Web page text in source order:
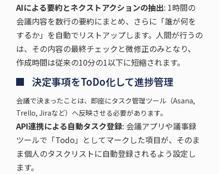
AIによる要約とネクストアクションの抽出: 1時間の
会議内容を数行の要約にまとめ、さらに「誰が何を
するか」を自動でリストアップします。人間が行うの
は、その内容の最終チェックと微修正のみとなり、
作成時間は従来の10分の1以下に短縮されます。
決定事項をToDo化して進捗管理
会議で決まったことは、即座にタスク管理ツール（Asana,
Trello, Jiraなど）へ反映させる必要があります。
API連携による自動タスク登録: 会議アプリや議事録
ツールで「Todo」としてマークした項目が、そのま
ま個人のタスクリストに自動登録されるよう設定し
ます。